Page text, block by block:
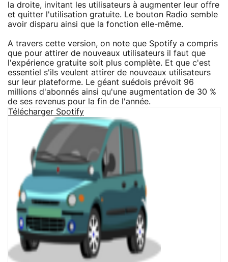
la droite, invitant les utilisateurs à augmenter leur offre
et quitter l'utilisation gratuite. Le bouton Radio semble
avoir disparu ainsi que la fonction elle-même.
A travers cette version, on note que Spotify a compris
que pour attirer de nouveaux utilisateurs il faut que
l'expérience gratuite soit plus complète. Et que c'est
essentiel s'ils veulent attirer de nouveaux utilisateurs
sur leur plateforme. Le géant suédois prévoit 96
millions d'abonnés ainsi qu'une augmentation de 30 %
de ses revenus pour la fin de l'année.
Télécharger Spotify